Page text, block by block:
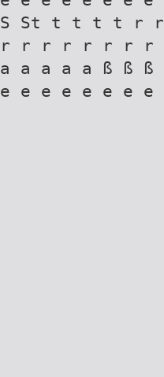
S St t t t
r r r r r r a
a a a a ß ß
e e e e e e